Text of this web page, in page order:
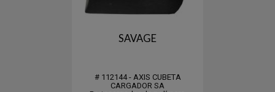
SAVAGE
# 112144 - AXIS CUBETA
CARGADOR SA